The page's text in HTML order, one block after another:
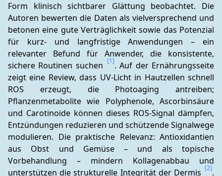
Form klinisch sichtbarer Glättung beobachtet. Die
Autoren bewerten die Daten als vielversprechend und
betonen eine gute Verträglichkeit sowie das Potenzial
für kurz- und langfristige Anwendungen – ein
relevanter Befund für Anwender, die konsistente,
sichere Routinen suchen [1]. Auf der Ernährungsseite
zeigt eine Review, dass UV-Licht in Hautzellen schnell
ROS erzeugt, die Photoaging antreiben;
Pflanzenmetabolite wie Polyphenole, Ascorbinsäure
und Carotinoide können dieses ROS-Signal dämpfen,
Entzündungen reduzieren und schützende Signalwege
modulieren. Die praktische Relevanz: Antioxidantien
aus Obst und Gemüse – und als topische
Vorbehandlung – mindern Kollagenabbau und
unterstützen die strukturelle Integrität der Dermis [2].